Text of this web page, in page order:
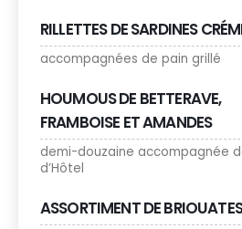
RILLETTES DE SARDINES
accompagnées de pain grillé
HOUMOUS DE BETTERAVE,
FRAMBOISE ET AMANDES
demi-douzaine accompagnée
d’Hôtel
ASSORTIMENT DE BRIOUATES